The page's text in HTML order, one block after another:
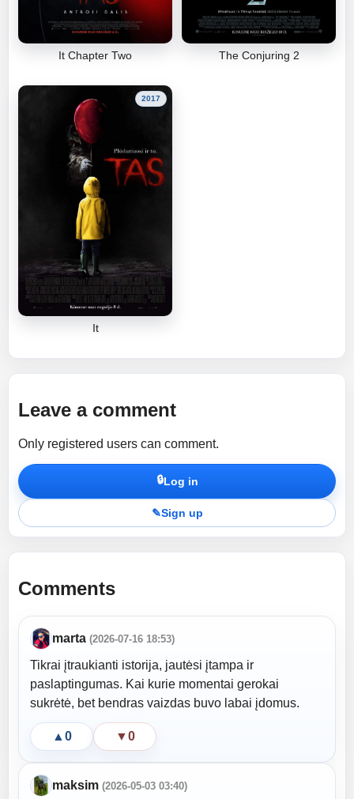
It Chapter Two The Conjuring 2
2017
It
Leave a comment
Only registered users can comment.
🔒Log in
✎Sign up
Comments
marta (2026-07-16 18:53)
Tikrai įtraukianti istorija, jautėsi įtampa ir
paslaptingumas. Kai kurie momentai gerokai
sukrėtė, bet bendras vaizdas buvo labai įdomus.
▲ 0 ▼0
maksim (2026-05-03 03:40)